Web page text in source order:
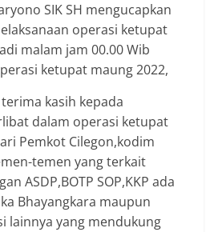
SIK SH mengucapkan
operasi ketupat
malam jam 00.00 Wib
ketupat maung 2022,
kasih kepada
dalam operasi ketupat
Pemkot Cilegon,kodim
temen yang terkait
ASDP,BOTP SOP,KKP ada
Bhayangkara maupun
lainnya yang mendukung